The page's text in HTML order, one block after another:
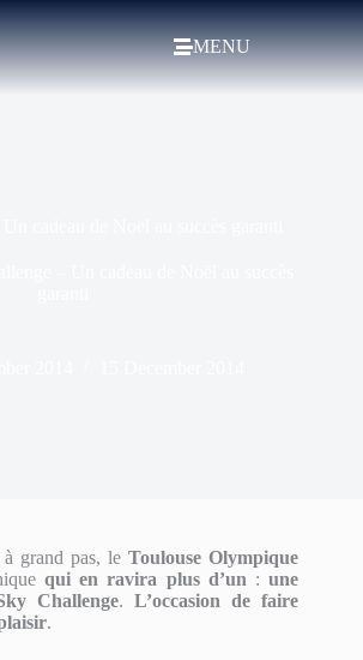
MENU
grand pas, leToulouse Olympique
qui en ravira plus d’un :une
Challenge. L’occasion de faire
.